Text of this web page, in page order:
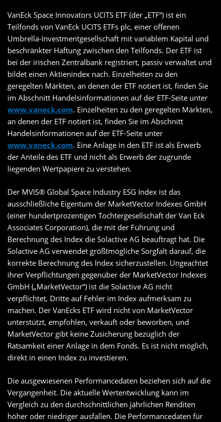
VanEck Space Innovators UCITS ETF (der „ETF“) ist ein
Teilfonds von VanEck UCITS ETFs plc, einer offenen
Umbrella-Investmentgesellschaft mit variablem Kapital und
beschränkter Haftung zwischen den Teilfonds. Der ETF ist
bei der irischen Zentralbank registriert, passiv verwaltet und
bildet einen Aktienindex nach. Einzelheiten zu den
geregelten Märkten, an denen der ETF notiert ist, finden Sie
im Abschnitt Handelsinformationen auf der ETF-Seite unter
www.vaneck.com. Einzelheiten zu den geregelten Märkten,
an denen der ETF notiert ist, finden Sie im Abschnitt
Handelsinformationen auf der ETF-Seite unter
www.vaneck.com. Eine Anlage in den ETF ist als Erwerb
der Anteile des ETF und nicht als Erwerb der zugrunde
liegenden Wertpapiere zu verstehen.
Der MVIS® Global Space Industry ESG Index ist das
ausschließliche Eigentum der MarketVector Indexes GmbH
(einer hundertprozentigen Tochtergesellschaft der Van Eck
Associates Corporation), die mit der Führung und
Berechnung des Index die Solactive AG beauftragt hat. Die
Solactive AG verwendet größtmögliche Sorgfalt darauf, die
korrekte Berechnung des Index sicherzustellen. Ungeachtet
ihrer Verpflichtungen gegenüber der MarketVector Indexes
GmbH („MarketVector“) ist die Solactive AG nicht
verpflichtet, Dritte auf Fehler im Index aufmerksam zu
machen. Der VanEcks ETF wird nicht von MarketVector
unterstützt, empfohlen, verkauft oder beworben, und
MarketVector gibt keine Zusicherung bezüglich der
Ratsamkeit einer Anlage in dem Fonds. Es ist nicht möglich,
direkt in einen Index zu investieren.
Die ausgewiesenen Performancedaten beziehen sich auf die
Vergangenheit. Die aktuelle Wertentwicklung kann im
Vergleich zu den durchschnittlichen jährlichen Renditen
höher oder niedriger ausfallen. Die Performancedaten für